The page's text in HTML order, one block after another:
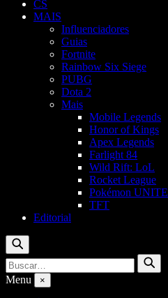
CS
MAIS
Influenciadores
Guias
Fortnite
Rainbow Six Siege
PUBG
Dota 2
Mais
Mobile Legends
Honor of Kings
Apex Legends
Farlight 84
Wild Rift: LoL
Rocket League
Pokémon UNITE
TFT
Editorial
Buscar
Buscar
por:
Buscar
Menu ×